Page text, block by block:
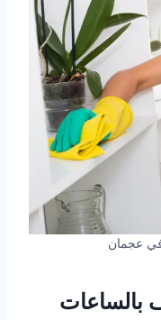
عجمان
بالساعات